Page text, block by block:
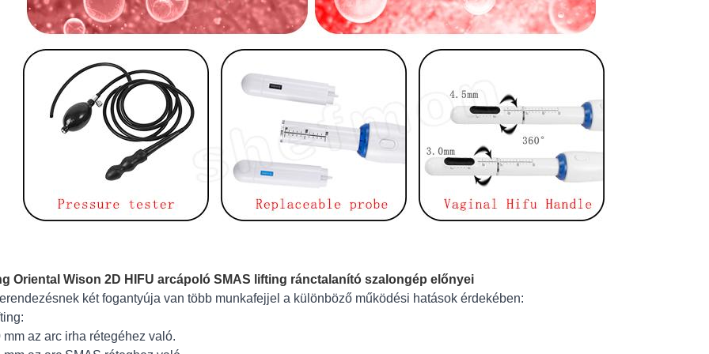
Oriental Wison 2D HIFU arcápoló SMAS lifting ránctalanító szalongép előnyei
két fogantyúja van több munkafejjel a különböző működési hatások érdekében:
mm az arc irha rétegéhez való.